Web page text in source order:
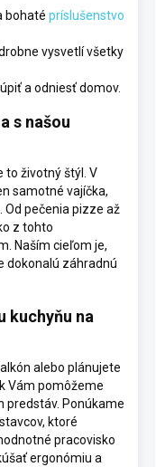
bohaté príslušenstvo
vysvetlí všetky
a odniesť domov.
s našou
to životný štýl. V
samotné vajíčka,
Od pečenia pizze až
z tohto
Naším cieľom je,
dokonalú záhradnú
kuchyňu na
alebo plánujete
Vám pomôžeme
predstáv. Ponúkame
ktoré
pracovisko
ergonómiu a